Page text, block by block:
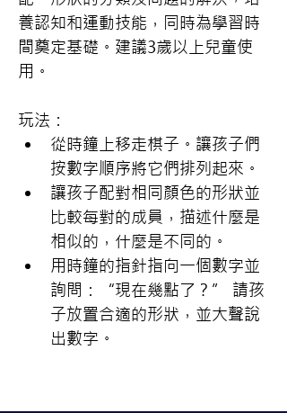
養認知和運動技能，同時為學習時
間奠定基礎。建議3歲以上兒童使
用。
玩法：
從時鐘上移走棋子。讓孩子們
按數字順序將它們排列起來。
讓孩子配對相同顏色的形狀並
比較每對的成員，描述什麼是
相似的，什麼是不同的。
用時鐘的指針指向一個數字並
詢問：“現在幾點了？” 請孩
子放置合適的形狀，並大聲說
出數字。